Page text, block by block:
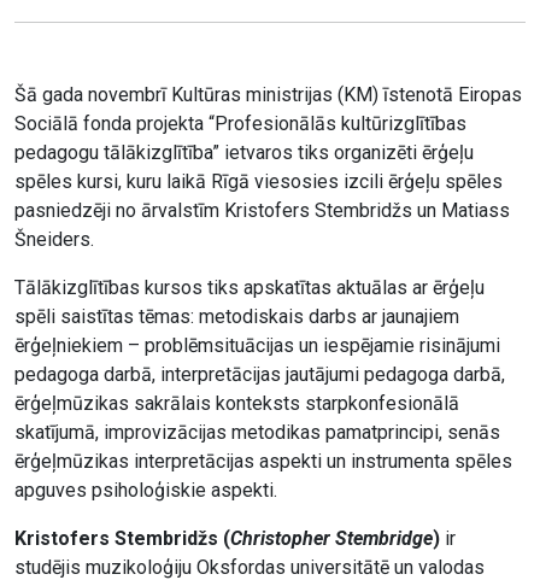
Šā gada novembrī Kultūras ministrijas (KM) īstenotā Eiropas
Sociālā fonda projekta “Profesionālās kultūrizglītības
pedagogu tālākizglītība” ietvaros tiks organizēti ērģeļu
spēles kursi, kuru laikā Rīgā viesosies izcili ērģeļu spēles
pasniedzēji no ārvalstīm Kristofers Stembridžs un Matiass
Šneiders.
Tālākizglītības kursos tiks apskatītas aktuālas ar ērģeļu
spēli saistītas tēmas: metodiskais darbs ar jaunajiem
ērģeļniekiem – problēmsituācijas un iespējamie risinājumi
pedagoga darbā, interpretācijas jautājumi pedagoga darbā,
ērģeļmūzikas sakrālais konteksts starpkonfesionālā
skatījumā, improvizācijas metodikas pamatprincipi, senās
ērģeļmūzikas interpretācijas aspekti un instrumenta spēles
apguves psiholoģiskie aspekti.
Kristofers Stembridžs (Christopher Stembridge) ir
studējis muzikoloģiju Oksfordas universitātē un valodas